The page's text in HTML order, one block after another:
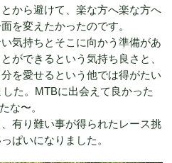
から避けて、楽な方へ楽な方へ
を変えたかったのです。
気持ちとそこに向かう準備があ
ができるという気持ち良さと、
を愛せるという他では得がたい
た。MTBに出会えて良かった
な〜。
有り難い事が得られたレース挑
ぱいになりました。